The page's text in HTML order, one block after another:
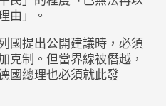
由」。
國提出公開建議時，必須
克制。但當界線被僭越，
國總理也必須就此發